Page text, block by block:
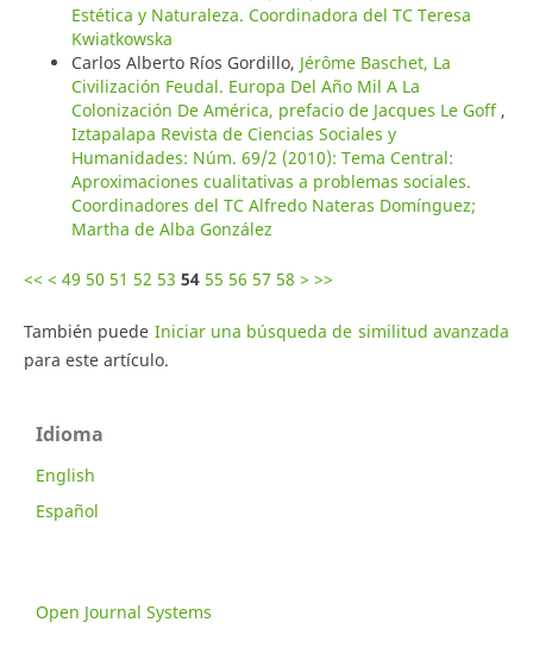
Estética y Naturaleza. Coordinadora del TC Teresa
Kwiatkowska
Carlos Alberto Ríos Gordillo, Jérôme Baschet, La
Civilización Feudal. Europa Del Año Mil A La
Colonización De América, prefacio de Jacques Le Goff ,
Iztapalapa Revista de Ciencias Sociales y
Humanidades: Núm. 69/2 (2010): Tema Central:
Aproximaciones cualitativas a problemas sociales.
Coordinadores del TC Alfredo Nateras Domínguez;
Martha de Alba González
<< < 49 50 51 52 53 54 55 56 57 58 > >>
También puede Iniciar una búsqueda de similitud avanzada
para este artículo.
Idioma
English
Español
Open Journal Systems